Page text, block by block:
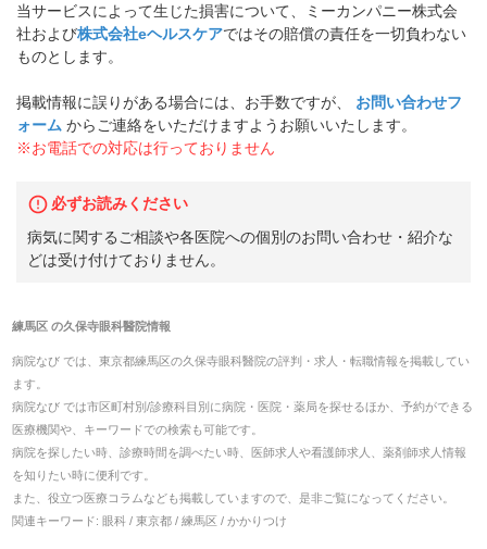
当サービスによって生じた損害について、ミーカンパニー株式会
社および株式会社eヘルスケアではその賠償の責任を一切負わない
ものとします。
掲載情報に誤りがある場合には、お手数ですが、
お問い合わせフ
ォーム からご連絡をいただけますようお願いいたします。
※お電話での対応は行っておりません
必ずお読みください
病気に関するご相談や各医院への個別のお問い合わせ・紹介な
どは受け付けておりません。
練馬区 の久保寺眼科醫院情報
病院なび では、 東京都練馬区の久保寺眼科醫院の評判・求人・転職情報を掲載してい
ます。
病院なび では市区町村別/診療科目別に病院・医院・薬局を探せるほか、予約ができる
医療機関や、キーワードでの検索も可能です。
病院を探したい時、診療時間を調べたい時、医師求人や看護師求人、薬剤師求人情報
を知りたい時に便利です。
また、役立つ医療コラムなども掲載していますので、是非ご覧になってください。
関連キーワード: 眼科 / 東京都 / 練馬区 / かかりつけ